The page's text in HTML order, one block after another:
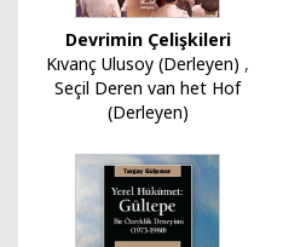
Devrimin Çelişkileri
Kıvanç Ulusoy (Derleyen) ,
Seçil Deren van het Hof
(Derleyen)